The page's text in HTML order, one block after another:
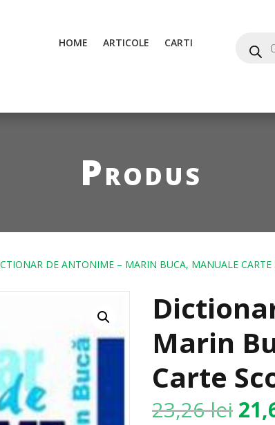
HOME ARTICOLE CARTI
Produs
DE ANTONIME – MARIN BUCA, MANUALE CARTE
Marin
Carte
23,26lei